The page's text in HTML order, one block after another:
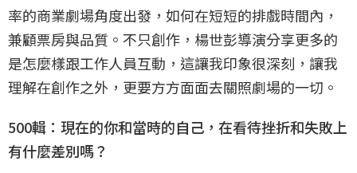
率的商業劇場角度出發，如何在短短的排戲時間內，
兼顧票房與品質。不只創作，楊世彭導演分享更多的
是怎麼樣跟工作人員互動，這讓我印象很深刻，讓我
理解在創作之外，更要方方面面去關照劇場的一切。
500輯：現在的你和當時的自己，在看待挫折和失敗上
有什麼差別嗎？